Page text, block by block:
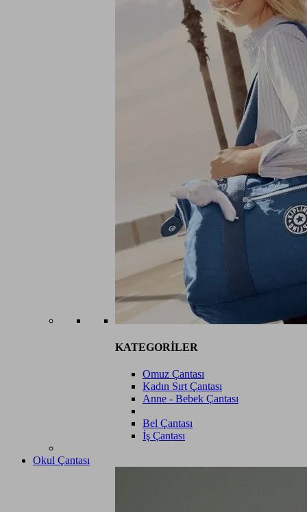
KATEGORİLER
Omuz Çantası
Kadın Sırt Çantası
Anne - Bebek Çantası
Bel Çantası
İş Çantası
Okul Çantası